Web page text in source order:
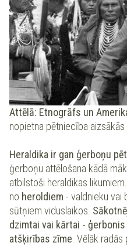
Attēlā: Etnogrāfs un
nopietna pētniecība
Heraldika ir gan ģerboņu
ģerboņu attēlošana kādā
atbilstoši heraldikas
no heroldiem - valdnieku vai
sūtņiem viduslaikos.
dzimtai vai kārtai -
atšķirības zīme. Vēlāk radās